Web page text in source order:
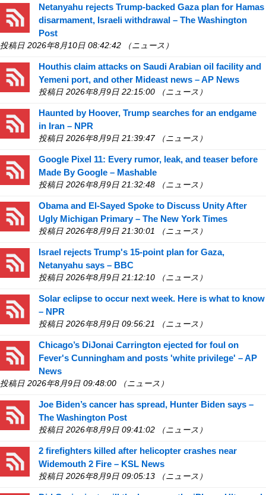
Netanyahu rejects Trump-backed Gaza plan for Hamas
disarmament, Israeli withdrawal – The Washington
Post
投稿日 2026年8月10日 08:42:42 （ニュース）
Houthis claim attacks on Saudi Arabian oil facility and
Yemeni port, and other Mideast news – AP News
投稿日 2026年8月9日 22:15:00 （ニュース）
Haunted by Hoover, Trump searches for an endgame
in Iran – NPR
投稿日 2026年8月9日 21:39:47 （ニュース）
Google Pixel 11: Every rumor, leak, and teaser before
Made By Google – Mashable
投稿日 2026年8月9日 21:32:48 （ニュース）
Obama and El-Sayed Spoke to Discuss Unity After
Ugly Michigan Primary – The New York Times
投稿日 2026年8月9日 21:30:01 （ニュース）
Israel rejects Trump's 15-point plan for Gaza,
Netanyahu says – BBC
投稿日 2026年8月9日 21:12:10 （ニュース）
Solar eclipse to occur next week. Here is what to know
– NPR
投稿日 2026年8月9日 09:56:21 （ニュース）
Chicago’s DiJonai Carrington ejected for foul on
Fever's Cunningham and posts 'white privilege' – AP
News
投稿日 2026年8月9日 09:48:00 （ニュース）
Joe Biden’s cancer has spread, Hunter Biden says –
The Washington Post
投稿日 2026年8月9日 09:41:02 （ニュース）
2 firefighters killed after helicopter crashes near
Widemouth 2 Fire – KSL News
投稿日 2026年8月9日 09:05:13 （ニュース）